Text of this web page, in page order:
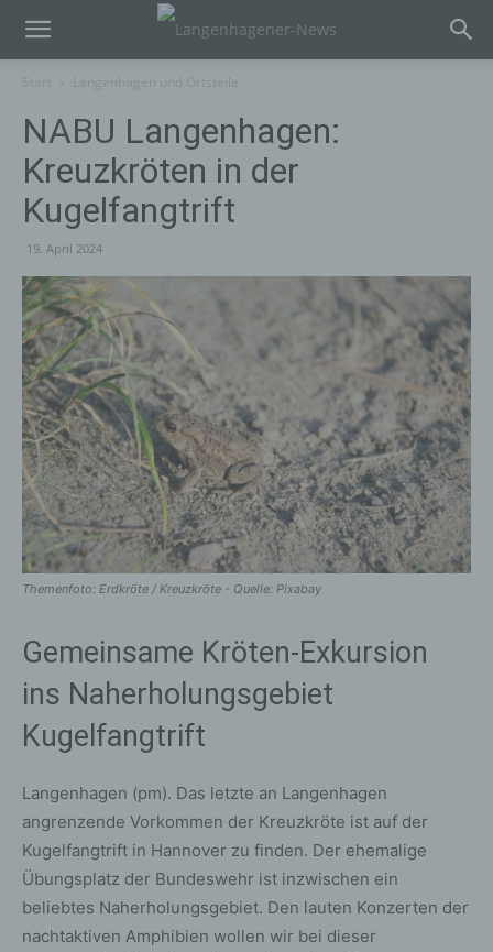
NABU Langenhagen:
Kreuzkröten in der
Kugelfangtrift
19. April 2024
Themenfoto: Erdkröte / Kreuzkröte - Quelle: Pixabay
Gemeinsame Kröten-Exkursion
ins Naherholungsgebiet
Kugelfangtrift
Langenhagen (pm). Das letzte an Langenhagen
angrenzende Vorkommen der Kreuzkröte ist auf der
Kugelfangtrift in Hannover zu finden. Der ehemalige
Übungsplatz der Bundeswehr ist inzwischen ein
beliebtes Naherholungsgebiet. Den lauten Konzerten der
nachtaktiven Amphibien wollen wir bei dieser